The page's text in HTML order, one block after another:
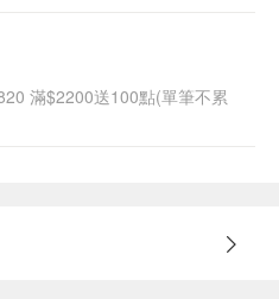
滿$2200送100點(單筆不累